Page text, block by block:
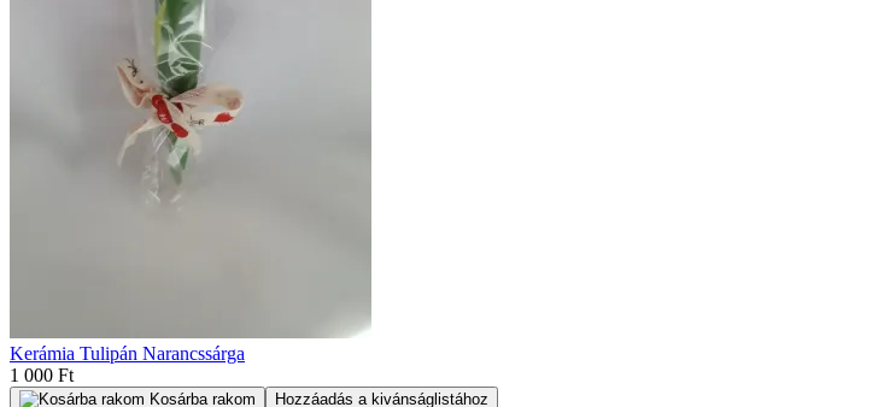
Kerámia Tulipán Narancssárga
1 000 Ft
Kosárba rakom Hozzáadás a kivánságlistához